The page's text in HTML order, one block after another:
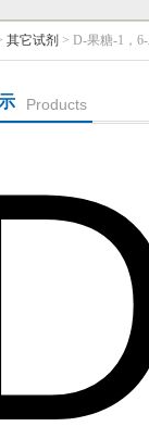
其它试剂 > D-果糖-1，
Products